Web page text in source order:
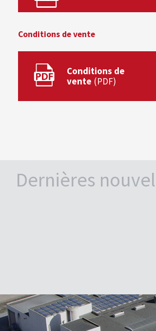
Conditions de vente
Conditions de
vente
Dernières